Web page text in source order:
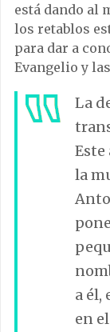
está dando al
los retablos
para dar a
Evangelio y
La
Este
la
a él,
en